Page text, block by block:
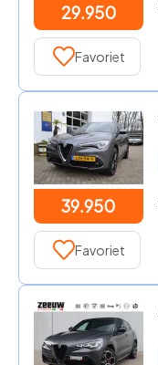
29.950
Favoriet
39.950
Favoriet